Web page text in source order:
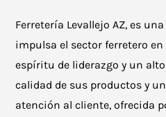
Ferretería Levallejo AZ, es
impulsa el sector ferretero
espíritu de liderazgo y un
calidad de sus productos y
atención al cliente, ofrecida